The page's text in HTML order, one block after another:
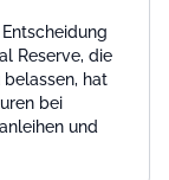
Reserve, die
belassen, hat
bei
und